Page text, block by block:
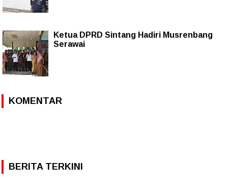
Ketua DPRD Sintang Hadiri Musrenbang
Serawai
KOMENTAR
BERITA TERKINI